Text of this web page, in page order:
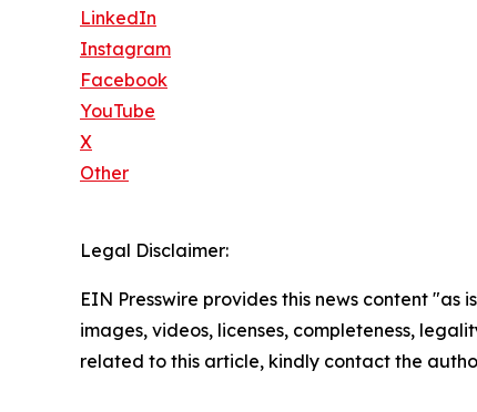
LinkedIn
Instagram
Facebook
YouTube
X
Other
Legal Disclaimer:
EIN Presswire provides this news content
images, videos, licenses, completeness,
related to this article, kindly contact the